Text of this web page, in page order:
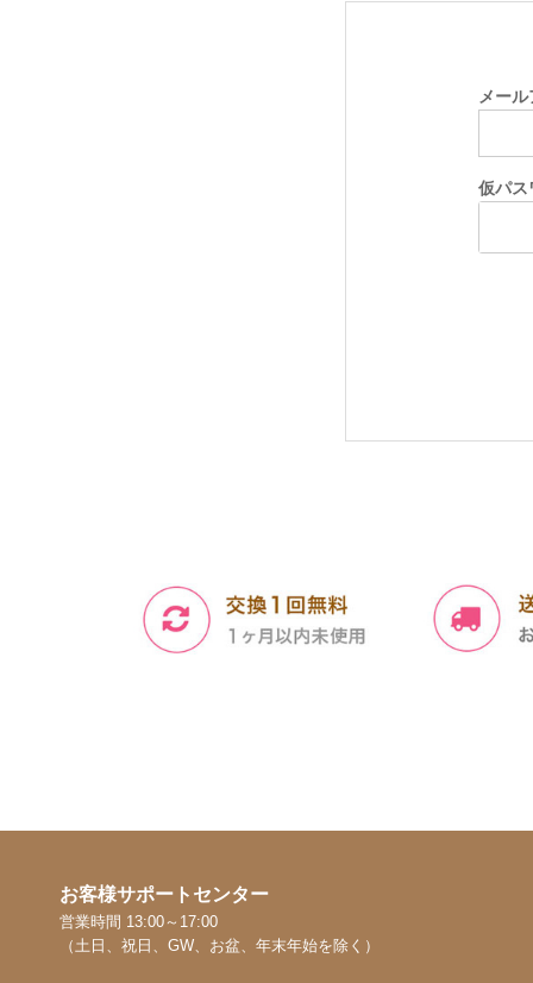
メー
仮パス
お客様サポートセンター
営業時間 13:00～17:00
（土日、祝日、GW、お盆、年末年始を除く）